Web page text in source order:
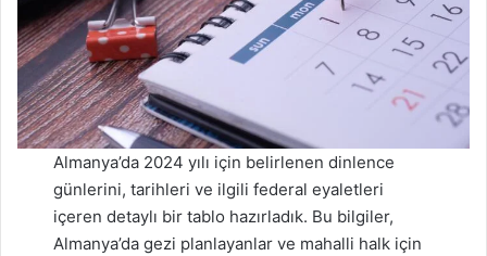
Almanya’da 2024 yılı için belirlenen dinlence
günlerini, tarihleri ve ilgili federal eyaletleri
içeren detaylı bir tablo hazırladık. Bu bilgiler,
Almanya’da gezi planlayanlar ve mahalli halk için